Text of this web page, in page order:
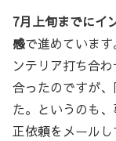
7月上旬までにイ
感で進めていま
ンテリア打ち合
合ったのですが
た。というのも
正依頼をメール